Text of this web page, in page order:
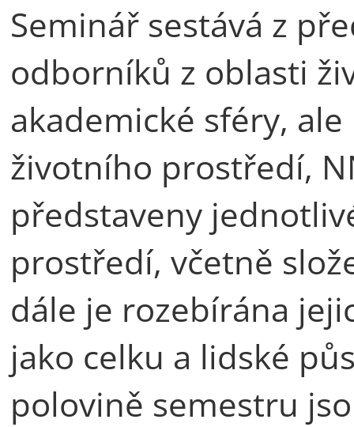
Seminář sestává z
odborníků z oblasti
akademické sféry,
životního prostředí,
představeny
prostředí, včetně
dále je rozebírána
jako celku a lidské
polovině semestru